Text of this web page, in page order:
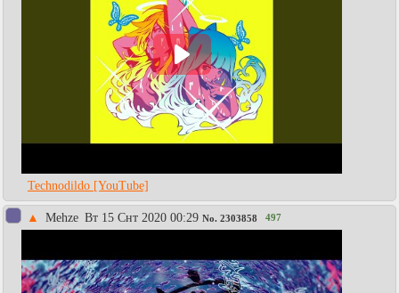
Technodildo [YouTube]
▲ Mehze Вт 15 Снт 2020 00:29 No. 2303858 497